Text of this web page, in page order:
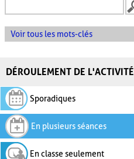
Voir tous les mots-clés
DÉROULEMENT DE L'ACTIVITÉ
Sporadiques
En plusieurs séances
En classe seulement